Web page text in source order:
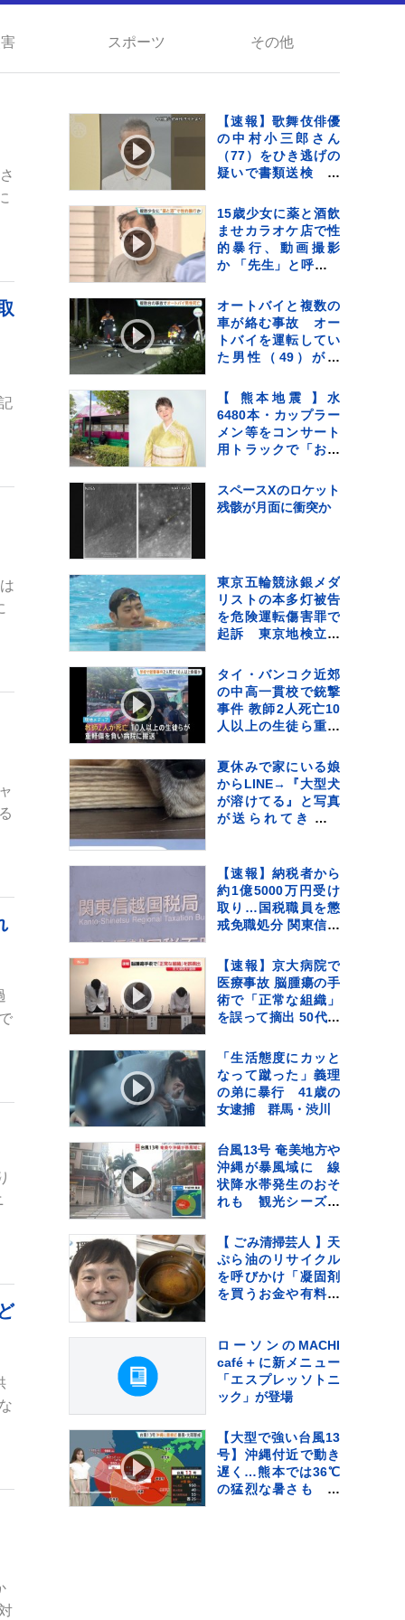
スポーツ その他
【速報】歌舞伎俳優
の中村小三郎さん
（77）をひき逃げの
疑いで書類送検 東
歩行者の20代女性を
はねてけがをさせた
うえ、そのまま逃走
か 警視庁
15歳少女に薬と酒飲
ませカラオケ店で性
的暴行、動画撮影
か 「先生」と呼ばれ
これまでにも同様の
事件で2度逮捕
オートバイと複数の
車が絡む事故 オー
トバイを運転してい
た男性（49）が死
から車が立ち去った
とみて捜査も その後
ひき逃げの可能性は
低く
【 熊本地震 】水
6480本・カップラー
メン等をコンサート
用トラックで「お気
付きトラックにため
らいも〝自分のこと
を言ってる場合では
スペースXのロケット
残骸が月面に衝突か
東京五輪競泳銀メダ
リストの本多灯被告
を危険運転傷害罪で
起訴 東京地検立川
タイ・バンコク近郊
の中高一貫校で銃撃
事件 教師2人死亡10
人以上の生徒ら重軽
生徒との情報、現場
で死亡と地元当局
夏休みで家にいる娘
からLINE→『大型犬
が溶けてる』と写真
が送られてきてい
ぷたぷで草」「無防
備ｗｗ」
【速報】納税者から
約1億5000万円受け
取り…国税職員を懲
戒免職処分 関東信越
いで刑事告発も
【速報】京大病院で
医療事故 脳腫瘍の手
術で「正常な組織」
を誤って摘出 50代女
きず
「生活態度にカッと
なって蹴った」義理
の弟に暴行 41歳の
女逮捕 群馬・渋川
台風13号 奄美地方や
沖縄が暴風域に 線
状降水帯発生のおそ
れも 観光シーズン
は臨時休業が相次
ぐ 8日にかけて暴
風・高波・土砂災害
に厳重警戒
【 ごみ清掃芸人 】天
ぷら油のリサイクル
を呼びかけ「凝固剤
を買うお金や有料袋
にも繋がります
よ！」【マシンガン
ズ滝沢】
ローソンのMACHI
café＋に新メニュー
「エスプレッソトニ
ック」が登場
【大型で強い台風13
号】沖縄付近で動き
遅く…熊本では36℃
の猛烈な暑さも さ